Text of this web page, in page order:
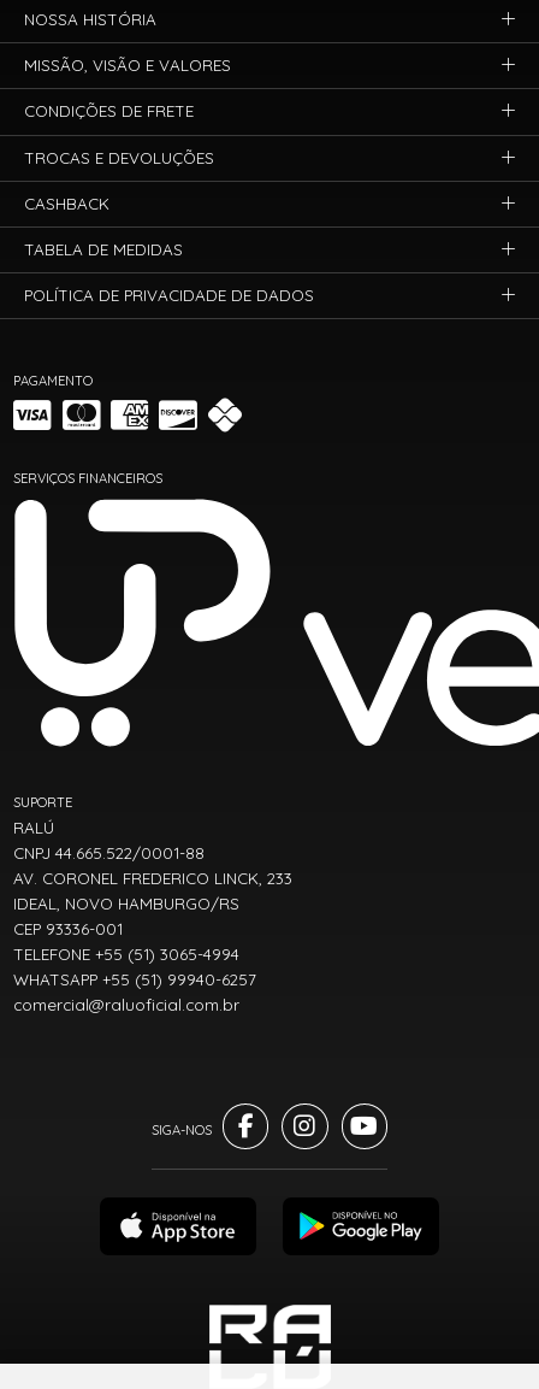
PAGAMENTO
SERVIÇOS FINANCEIROS
SUPORTE
RALÚ
CNPJ 44.665.522/0001-88
AV. CORONEL FREDERICO LINCK, 233
IDEAL, NOVO HAMBURGO/RS
CEP 93336-001
TELEFONE +55 (51) 3065-4994
WHATSAPP +55 (51) 99940-6257
comercial@raluoficial.com.br
NOSSA HISTÓRIA
MISSÃO, VISÃO E VALORES
CONDIÇÕES DE FRETE
TROCAS E DEVOLUÇÕES
CASHBACK
TABELA DE MEDIDAS
POLÍTICA DE PRIVACIDADE DE DADOS